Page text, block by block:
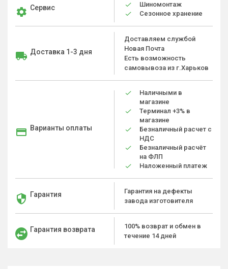
Сервис
Шиномонтаж
Сезонное хранение
Доставка 1-3 дня
Доставляем службой
Новая Почта
Есть возможность
самовывоза из г.Харьков
Варианты оплаты
Наличными в
магазине
Терминал +3% в
магазине
Безналичный расчет с
НДС
Безналичный расчёт
на ФЛП
Наложенный платеж
Гарантия
Гарантия на дефекты
завода изготовителя
Гарантия возврата
100% возврат и обмен в
течение 14 дней